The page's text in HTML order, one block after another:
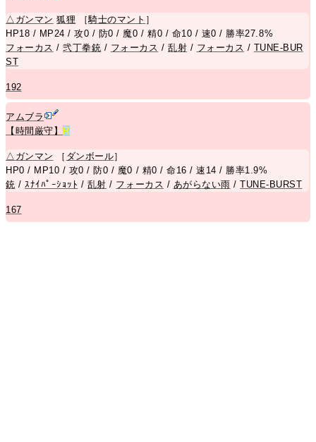
△ ガンマン 狐狸 ［騎士のマント ］
HP18 / MP24 / 攻0 / 防0 / 魔0 / 精0 / 命10 / 速0 / 勝率27.8%
フォーカス /弐丁拳銃 / フォーカス / 乱射 / フォーカス / TUNE-BUR
ST
192
アムブラ
【時間厳守】 R
△ ガンマン ［ ダンボール］
HP0 / MP10 / 攻0 / 防0 / 魔0 / 精0 / 命16 / 速14 / 勝率1.9%
銃 / ｽﾅｲﾊﾟｰｼｮｯﾄ / 乱射 / フォーカス / あがらない雨 /TUNE-BURST
167